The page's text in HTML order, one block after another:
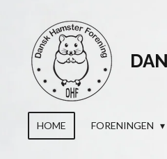
content
HOME FORENINGEN